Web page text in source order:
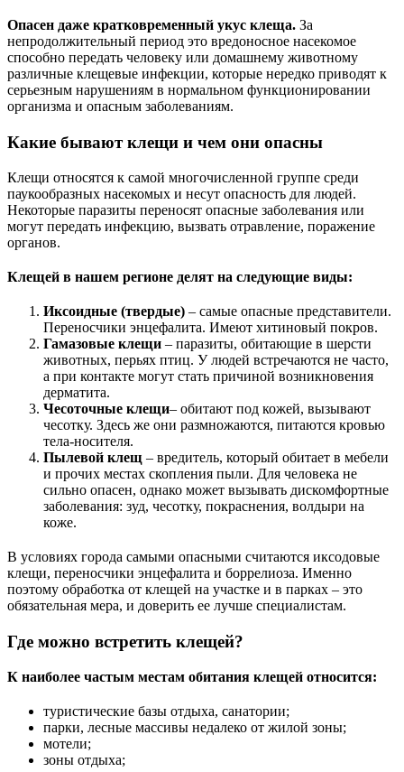
Опасен даже кратковременный укус клеща. За
непродолжительный период это вредоносное насекомое
способно передать человеку или домашнему животному
различные клещевые инфекции, которые нередко приводят к
серьезным нарушениям в нормальном функционировании
организма и опасным заболеваниям.
Какие бывают клещи и чем они опасны
Клещи относятся к самой многочисленной группе среди
паукообразных насекомых и несут опасность для людей.
Некоторые паразиты переносят опасные заболевания или
могут передать инфекцию, вызвать отравление, поражение
органов.
Клещей в нашем регионе делят на следующие виды:
Иксоидные (твердые) – самые опасные представители.
Переносчики энцефалита. Имеют хитиновый покров.
Гамазовые клещи – паразиты, обитающие в шерсти
животных, перьях птиц. У людей встречаются не часто,
а при контакте могут стать причиной возникновения
дерматита.
Чесоточные клещи– обитают под кожей, вызывают
чесотку. Здесь же они размножаются, питаются кровью
тела-носителя.
Пылевой клещ – вредитель, который обитает в мебели
и прочих местах скопления пыли. Для человека не
сильно опасен, однако может вызывать дискомфортные
заболевания: зуд, чесотку, покраснения, волдыри на
коже.
В условиях города самыми опасными считаются иксодовые
клещи, переносчики энцефалита и боррелиоза. Именно
поэтому обработка от клещей на участке и в парках – это
обязательная мера, и доверить ее лучше специалистам.
Где можно встретить клещей?
К наиболее частым местам обитания клещей относится:
туристические базы отдыха, санатории;
парки, лесные массивы недалеко от жилой зоны;
мотели;
зоны отдыха;